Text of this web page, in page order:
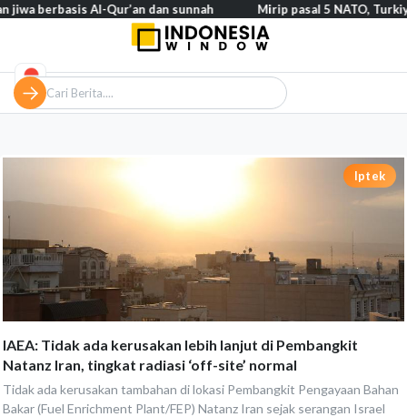
Iptek
IAEA: Tidak ada kerusakan lebih lanjut di Pembangkit
Natanz Iran, tingkat radiasi ‘off-site’ normal
Tidak ada kerusakan tambahan di lokasi Pembangkit Pengayaan Bahan
Bakar (Fuel Enrichment Plant/FEP) Natanz Iran sejak serangan Israel
Al-Qur’an dan sunnah Mirip pasal 5 NATO, Turkiye